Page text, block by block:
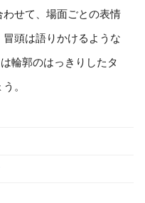
せて、場面ごとの表情
頭は語りかけるような
輪郭のはっきりしたタ
。